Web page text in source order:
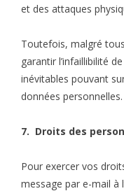
et des attaques
Toutefois, malgré
garantir l’infaillibilité
inévitables pouvant
données personnelles.
7. Droits des
Pour exercer vos
message par e-mail à